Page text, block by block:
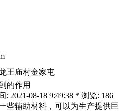
王庙村金家屯
的作用
2021-08-18 9:49:38 * 浏览: 186
些辅助材料，可以为生产提供巨